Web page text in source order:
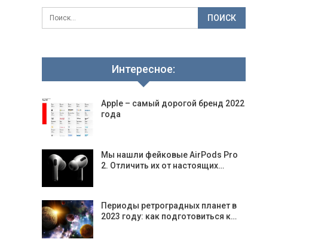
Интересное:
Apple – самый дорогой бренд 2022
года
Мы нашли фейковые AirPods Pro
2. Отличить их от настоящих…
Периоды ретроградных планет в
2023 году: как подготовиться к…